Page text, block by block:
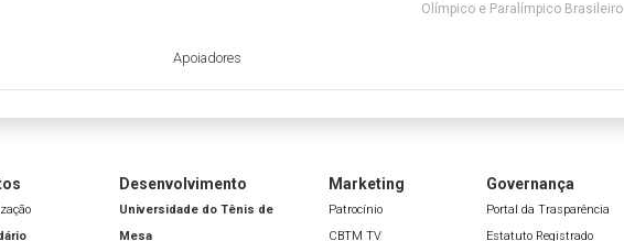
Olímpico e Paralímpico Brasileiro
Apoiadores
Desenvolvimento
Universidade do Tênis de
Mesa
Marketing
Patrocínio
CBTM TV
Governança
Portal da Trasparência
Estatuto Registrado